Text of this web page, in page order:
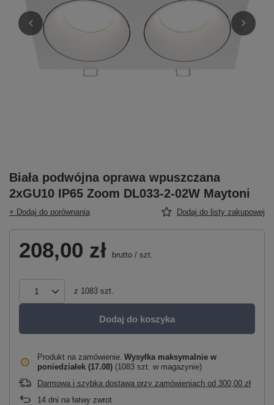
Biała podwójna oprawa wpuszczana
2xGU10 IP65 Zoom DL033-2-02W Maytoni
+ Dodaj do porównania Dodaj do listy zakupowej
208,00 zł brutto / szt.
z 1083 szt.
Dodaj do koszyka
Produkt na zamówienie Wysyłka maksymalnie w
poniedziałek (17.08) (1083 szt. w magazynie)
Darmowa i szybka dostawa przy zamówieniach od 300,00 zł
14 dni na łatwy zwrot